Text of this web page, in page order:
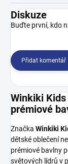
Diskuze
Buďte první, kdo
Přidat komentář
Winkiki
prémiové
Značka Winkiki
dětské oblečení
prémiové bavlny
světových lídrů v